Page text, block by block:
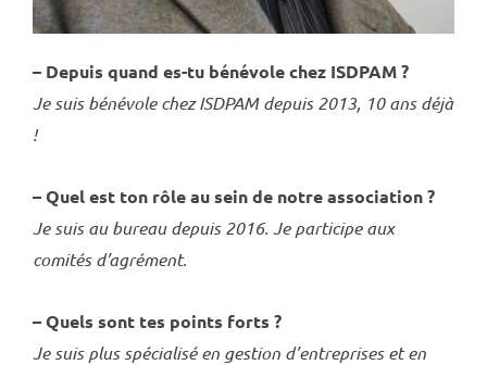
– Depuis quand es-tu bénévole chez ISDPAM ?
Je suis bénévole chez ISDPAM depuis 2013, 10 ans déjà
!
– Quel est ton rôle au sein de notre association ?
Je suis au bureau depuis 2016. Je participe aux
comités d’agrément.
– Quels sont tes points forts ?
Je suis plus spécialisé en gestion d’entreprises et en